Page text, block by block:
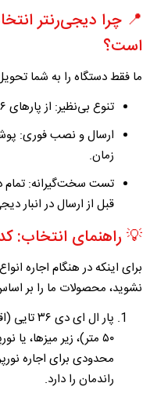
📍 چرا دیجی‌رنتر
است؟
ما فقط دستگاه را به شما
تنوع بی‌نظیر: از پار‌های ۳۶ تایی سبک تا ۵۴ تایی صنعتی.
ارسال و نصب فوری:
زمان.
تست سخت‌گیرانه:
قبل از ارسال در انبار
💡 راهنمای انتخاب:
برای اینکه در هنگاماجاره
نشوید، محصولات ما را بر
پار ال ای دی ۳۶ تایی (اقتصادی):
۵۰ متر)، زیر میزها،
محدودی برای اجاره
راندمان را دارد.